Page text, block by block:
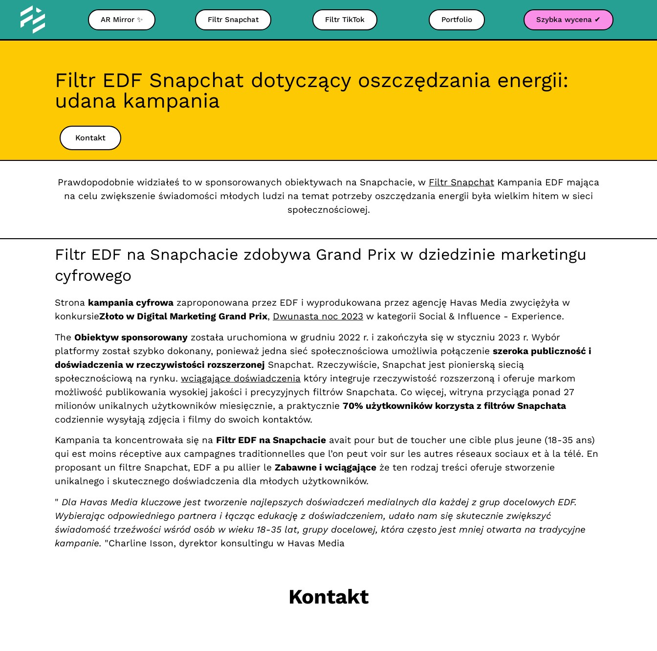
AR Mirror ✨ Filtr Snapchat Filtr TikTok Portfolio Szybka wycena ✔
Filtr EDF Snapchat dotyczący oszczędzania energii:
udana kampania
Kontakt
Prawdopodobnie widziałeś to w sponsorowanych obiektywach na Snapchacie, w Filtr Snapchat Kampania EDF mająca
na celu zwiększenie świadomości młodych ludzi na temat potrzeby oszczędzania energii była wielkim hitem w sieci
społecznościowej.
Filtr EDF na Snapchacie zdobywa Grand Prix w dziedzinie marketingu
cyfrowego
Strona kampania cyfrowa zaproponowana przez EDF i wyprodukowana przez agencję Havas Media zwyciężyła w
konkursieZłoto w Digital Marketing Grand Prix, Dwunasta noc 2023 w kategorii Social & Influence - Experience.
The Obiektyw sponsorowany została uruchomiona w grudniu 2022 r. i zakończyła się w styczniu 2023 r. Wybór
platformy został szybko dokonany, ponieważ jedna sieć społecznościowa umożliwia połączenie szeroka publiczność i
doświadczenia w rzeczywistości rozszerzonej Snapchat. Rzeczywiście, Snapchat jest pionierską siecią
społecznościową na rynku. wciągające doświadczenia który integruje rzeczywistość rozszerzoną i oferuje markom
możliwość publikowania wysokiej jakości i precyzyjnych filtrów Snapchata. Co więcej, witryna przyciąga ponad 27
milionów unikalnych użytkowników miesięcznie, a praktycznie 70% użytkowników korzysta z filtrów Snapchata
codziennie wysyłają zdjęcia i filmy do swoich kontaktów.
Kampania ta koncentrowała się na Filtr EDF na Snapchacie avait pour but de toucher une cible plus jeune (18-35 ans)
qui est moins réceptive aux campagnes traditionnelles que l’on peut voir sur les autres réseaux sociaux et à la télé. En
proposant un filtre Snapchat, EDF a pu allier le Zabawne i wciągające że ten rodzaj treści oferuje stworzenie
unikalnego i skutecznego doświadczenia dla młodych użytkowników.
" Dla Havas Media kluczowe jest tworzenie najlepszych doświadczeń medialnych dla każdej z grup docelowych EDF.
Wybierając odpowiedniego partnera i łącząc edukację z doświadczeniem, udało nam się skutecznie zwiększyć
świadomość trzeźwości wśród osób w wieku 18-35 lat, grupy docelowej, która często jest mniej otwarta na tradycyjne
kampanie. "Charline Isson, dyrektor konsultingu w Havas Media
Kontakt